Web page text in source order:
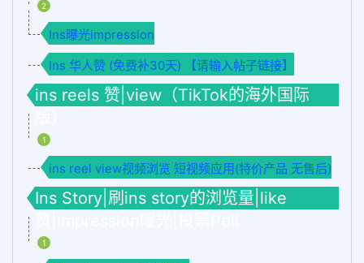
2
Ins曝光impression
Ins 华人赞 (免费补30天) 【请输入帖子链接】
ins reels 赞|view（TikTok的海外国际
1
ins reel view视频浏览 短视频应用(特价产品 无售后)
Ins Story|刷ins story的浏览量|like
1